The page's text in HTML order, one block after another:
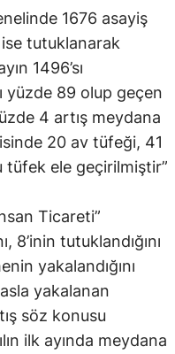
1676 asayiş
ise tutuklanarak
1496’sı
yüzde 89 olup geçen
4 artış meydana
20 av tüfeği, 41
tüfek ele geçirilmiştir”
Ticareti”
8’inin tutuklandığını
yakalandığını
yakalanan
söz konusu
ilk ayında meydana